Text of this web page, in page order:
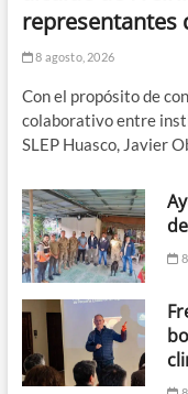
representantes
8 agosto, 2026
Con el propósito de
colaborativo entre
SLEP Huasco, Javier